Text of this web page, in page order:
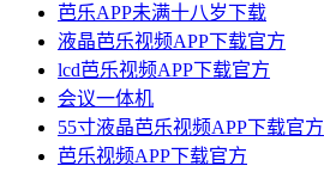
芭乐APP未满十八岁下载
液晶芭乐视频APP下载官方
lcd芭乐视频APP下载官方
会议一体机
55寸液晶芭乐视频APP下载官方
芭乐视频APP下载官方